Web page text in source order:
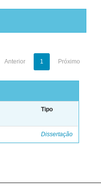
Anterior 1 Próximo
Tipo
Dissertação